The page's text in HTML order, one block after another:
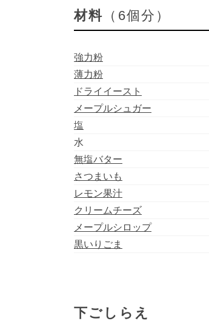
材料 （6個分）
強力粉
薄力粉
ドライイースト
メープルシュガー
塩
水
無塩バター
さつまいも
レモン果汁
クリームチーズ
メープルシロップ
黒いりごま
下ごしらえ